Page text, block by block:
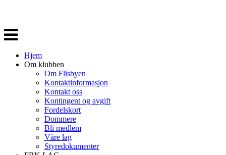
Veksle
navigasjon
Hjem
Om klubben
Om Flisbyen
Kontaktinformasjon
Kontakt oss
Kontingent og avgift
Fordelskort
Dommere
Bli medlem
Våre lag
Styredokumenter